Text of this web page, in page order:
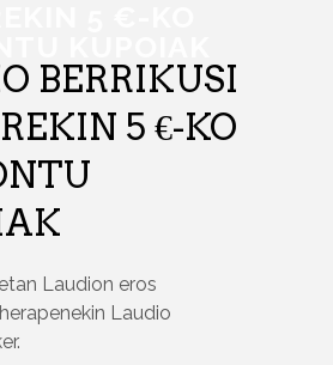
BERRIKUSI
5 €-KO
Laudion eros
Laudio